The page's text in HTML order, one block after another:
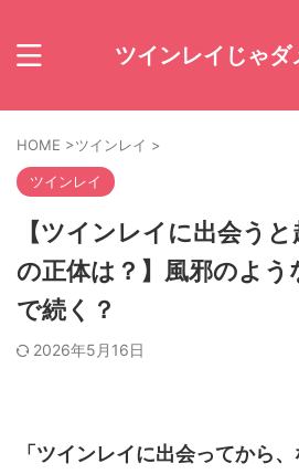
ツインレイじゃダ
HOME >ツインレイ >
ツインレイ
【ツインレイに出会う
の正体は？】風邪のよう
で続く？
2026年5月16日
「ツインレイに出会ってから